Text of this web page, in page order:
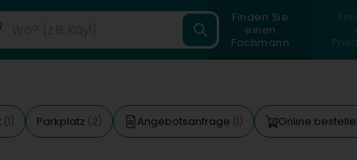
Finden Sie
einen
Fachmann
(1) Parkplatz (2) Angebotsanfrage (1) Online